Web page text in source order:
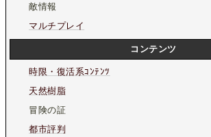
敵情報
マルチプレイ
コンテンツ
時限・復活系ｺﾝﾃﾝﾂ
天然樹脂
冒険の証
都市評判